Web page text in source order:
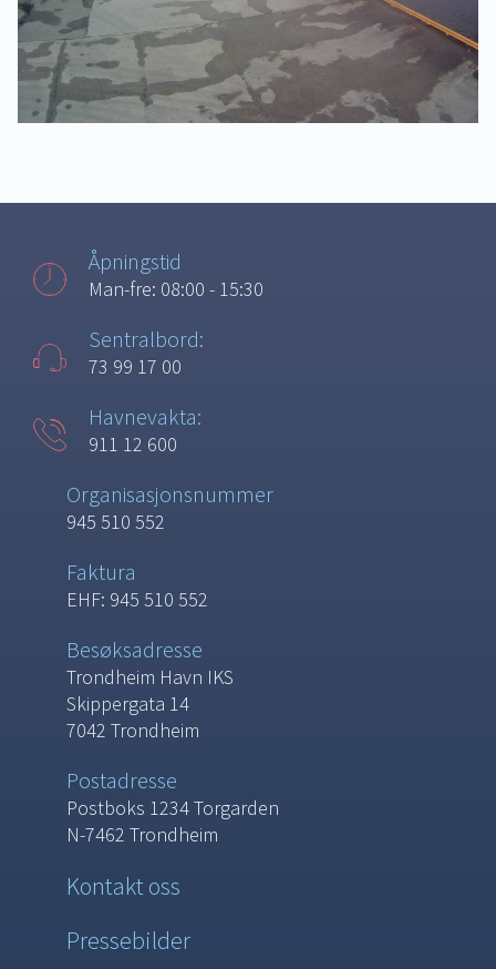
Åpningstid
Man-fre: 08:00 - 15:30
Sentralbord:
73 99 17 00
Havnevakta:
911 12 600
Organisasjonsnummer
945 510 552
Faktura
EHF: 945 510 552
Besøksadresse
Trondheim Havn IKS
Skippergata 14
7042 Trondheim
Postadresse
Postboks 1234 Torgarden
N-7462 Trondheim
Kontakt oss
Pressebilder